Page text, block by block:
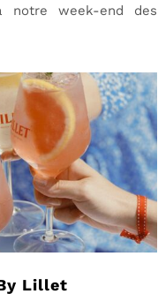
notre week-end des
Lillet